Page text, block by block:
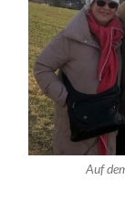
Auf